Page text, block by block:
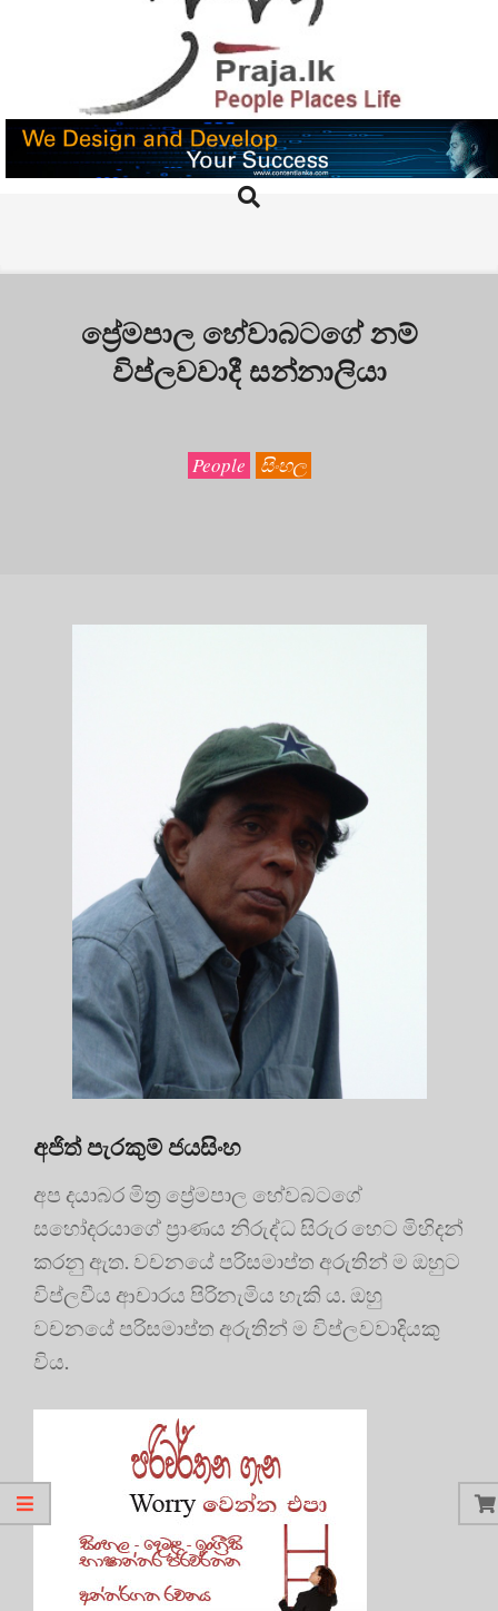
PRAJA.LK
Search
ප්‍රේමපාල හේවාබටගේ නම්
විප්ලවවාදී සන්නාලියා
People සිංහල
අජිත් පැරකුම් ජයසිංහ
අප දයාබර මිත්‍ර ප්‍රේමපාල හේවබටගේ
සහෝදරයාගේ ප්‍රාණය නිරුද්ධ සිරුර හෙට මිහිදන්
කරනු ඇත. වචනයේ පරිසමාප්ත අරුතින් ම ඔහුට
විප්ලවීය ආචාරය පිරිනැමිය හැකි ය. ඔහු
වචනයේ පරිසමාප්ත අරුතින් ම විප්ලවවාදියකු
විය.